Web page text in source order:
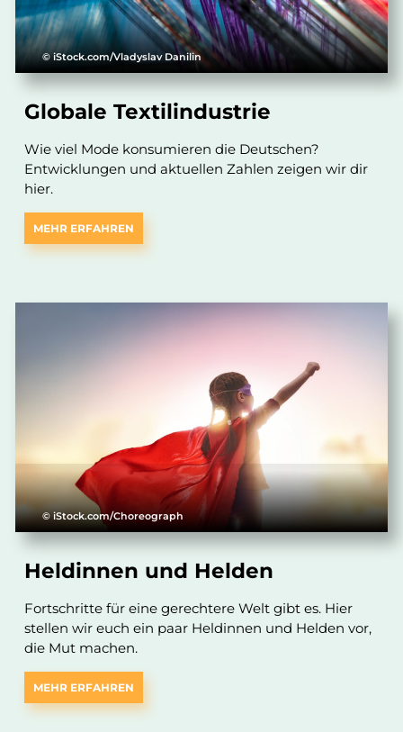
© iStock.com/Vladyslav Danilin
Globale Textilindustrie
Wie viel Mode konsumieren die Deutschen?
Entwicklungen und aktuellen Zahlen zeigen wir dir
hier.
MEHR ERFAHREN
© iStock.com/Choreograph
Heldinnen und Helden
Fortschritte für eine gerechtere Welt gibt es. Hier
stellen wir euch ein paar Heldinnen und Helden vor,
die Mut machen.
MEHR ERFAHREN